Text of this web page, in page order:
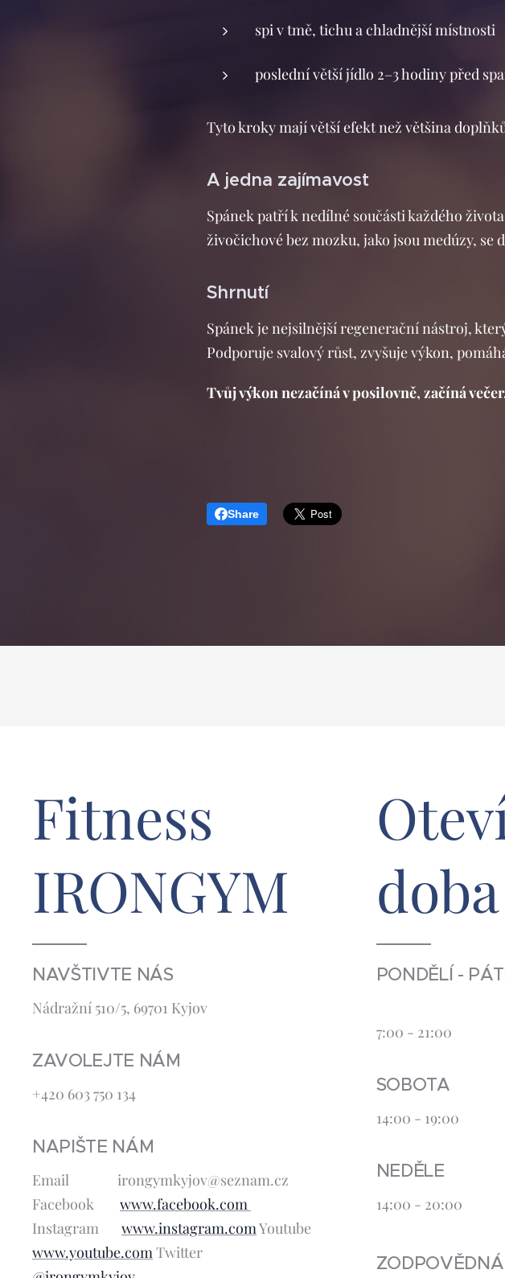
spi v tmě, tichu a chladnější místnosti
poslední větší jídlo 2–3 hodiny před
Tyto kroky mají větší efekt než většina
A jedna zajímavost
Spánek patří k nedílné součásti každého
živočichové bez mozku, jako jsou medúzy, se
Shrnutí
Spánek je nejsilnější regenerační nástroj,
Podporuje svalový růst, zvyšuje výkon,
Tvůj výkon nezačíná v posilovně, začíná
Share
Fitness
IRONGYM
NAVŠTIVTE NÁS
Nádražní 510/5, 69701 Kyjov
ZAVOLEJTE NÁM
+420 603 750 134
NAPIŠTE NÁM
Email irongymkyjov@seznam.cz
Facebook www.facebook.com
Instagram www.instagram.comYoutube
www.youtube.comTwitter
doba
PONDĚLÍ -
7:00 - 21:00
SOBOTA
14:00 - 19:00
NEDĚLE
14:00 - 20:00